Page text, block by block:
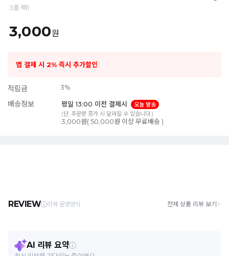
3종 택1
3,000원
앱 결제 시 2% 즉시 추가할인
적립금 3%
배송정보 평일 13:00 이전 결제시
오늘 발송
(단, 주문량 증가 시 달라질 수 있습니다.)
3,000원( 50,000원 이상 무료배송 )